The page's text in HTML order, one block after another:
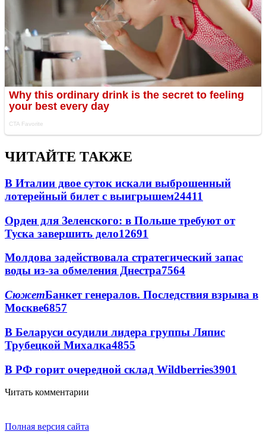
ЧИТАЙТЕ ТАКЖЕ
В Италии двое суток искали выброшенный
лотерейный билет с выигрышем24411
Орден для Зеленского: в Польше требуют от
Туска завершить дело12691
Молдова задействовала стратегический запас
воды из-за обмеления Днестра7564
СюжетБанкет генералов. Последствия взрыва в
Москве6857
В Беларуси осудили лидера группы Ляпис
Трубецкой Михалка4855
В РФ горит очередной склад Wildberries3901
Читать комментарии
Полная версия сайта